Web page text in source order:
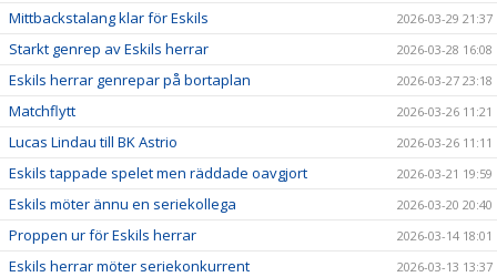
Mittbackstalang klar för Eskils 2026-03-29 21:37
Starkt genrep av Eskils herrar 2026-03-28 16:08
Eskils herrar genrepar på bortaplan 2026-03-27 23:18
Matchflytt 2026-03-26 11:21
Lucas Lindau till BK Astrio 2026-03-26 11:11
Eskils tappade spelet men räddade oavgjort 2026-03-21 19:59
Eskils möter ännu en seriekollega 2026-03-20 20:40
Proppen ur för Eskils herrar 2026-03-14 18:01
Eskils herrar möter seriekonkurrent 2026-03-13 13:37